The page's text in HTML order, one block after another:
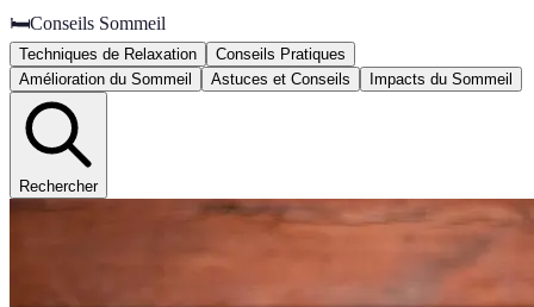
🛏️Conseils Sommeil
Techniques de Relaxation
Conseils Pratiques
Amélioration du Sommeil
Astuces et Conseils Impacts du Sommeil
Rechercher